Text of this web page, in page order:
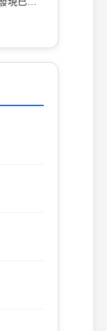
向甲旅
(D)7 百